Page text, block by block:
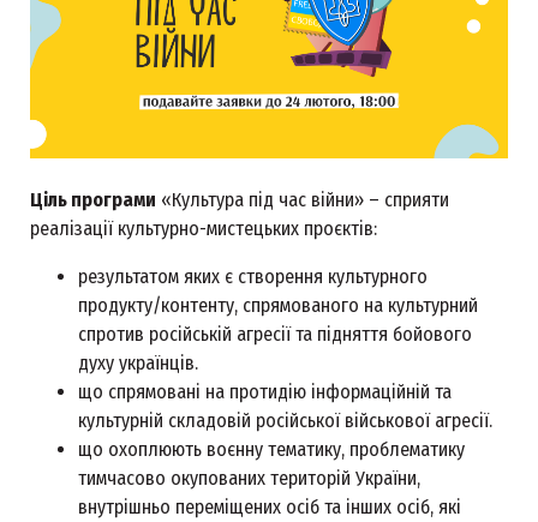
Ціль програми «Культура під час війни» – сприяти
реалізації культурно-мистецьких проєктів:
результатом яких є створення культурного
продукту/контенту, спрямованого на культурний
спротив російській агресії та підняття бойового
духу українців.
що спрямовані на протидію інформаційній та
культурній складовій російської військової агресії.
що охоплюють воєнну тематику, проблематику
тимчасово окупованих територій України,
внутрішньо переміщених осіб та інших осіб, які